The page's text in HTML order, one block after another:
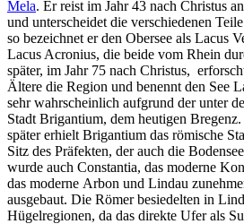
Mela. Er reist im Jahr 43 nach Christus
und unterscheidet die verschiedenen
so bezeichnet er den Obersee als Lacus
Lacus Acronius, die beide vom Rhein
später, im Jahr 75 nach Christus,
Ältere die Region und benennt den See
sehr wahrscheinlich aufgrund der unter
Stadt Brigantium, dem heutigen
später erhielt Brigantium das römische
Sitz des Präfekten, der auch die
wurde auch Constantia, das moderne
das moderne Arbon und Lindau
ausgebaut. Die Römer besiedelten in
Hügelregionen, da das direkte Ufer als